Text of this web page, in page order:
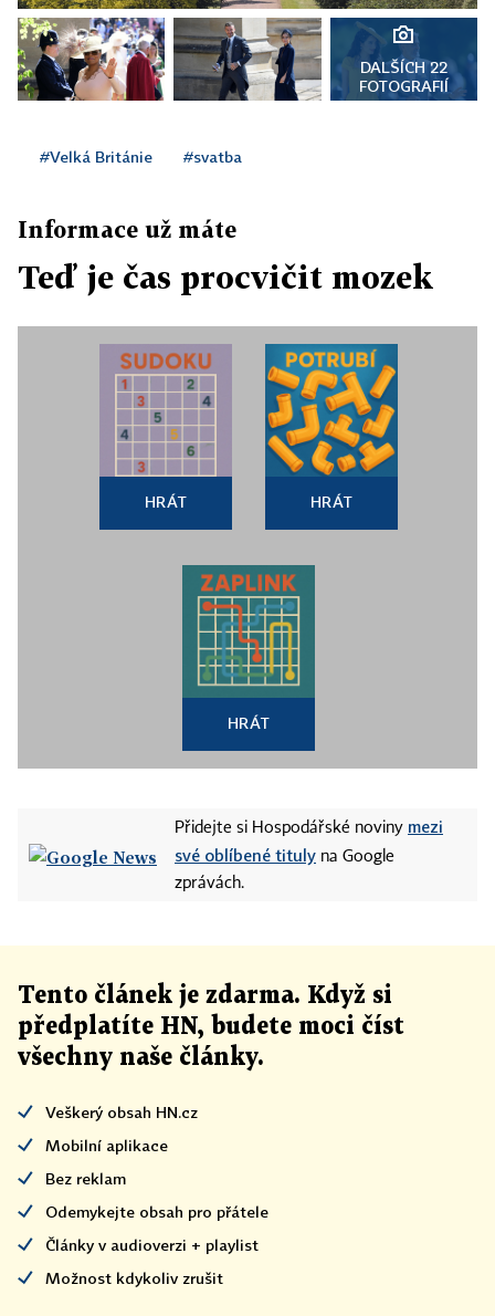
DALŠÍCH 22
FOTOGRAFIÍ
#Velká Británie #svatba
Informace už máte
Teď je čas procvičit mozek
HRÁT HRÁT
HRÁT
Přidejte si Hospodářské noviny mezi
své oblíbené tituly na Google
zprávách.
Tento článek je zdarma. Když si
předplatíte HN, budete moci číst
všechny naše články.
Veškerý obsah HN.cz
Mobilní aplikace
Bez reklam
Odemykejte obsah pro přátele
Články v audioverzi + playlist
Možnost kdykoliv zrušit